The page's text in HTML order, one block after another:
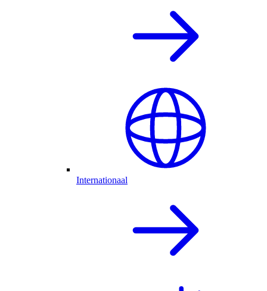
Internationaal